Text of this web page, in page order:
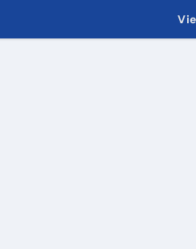
por parte de
con propósito»
7 de agosto 2026